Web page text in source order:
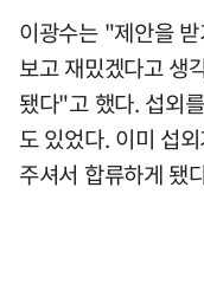
이광수는 "제안을
보고 재밌겠다고 생
됐다"고 했다. 섭외
도 있었다. 이미 섭
주셔서 합류하게 됐